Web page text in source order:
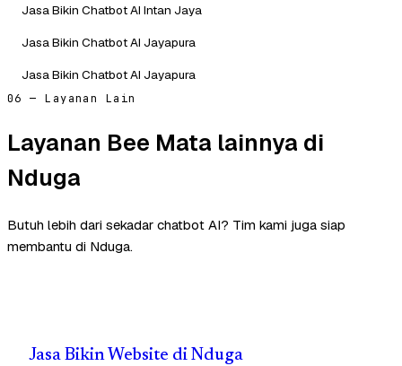
Jasa Bikin Chatbot AI Intan Jaya
Jasa Bikin Chatbot AI Jayapura
Jasa Bikin Chatbot AI Jayapura
06 — Layanan Lain
Layanan Bee Mata lainnya di
Nduga
Butuh lebih dari sekadar chatbot AI? Tim kami juga siap
membantu di Nduga.
Jasa Bikin Website di Nduga